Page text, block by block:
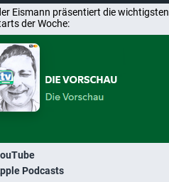
Eismann präsentiert die wichtigsten
der Woche:
Podcasts